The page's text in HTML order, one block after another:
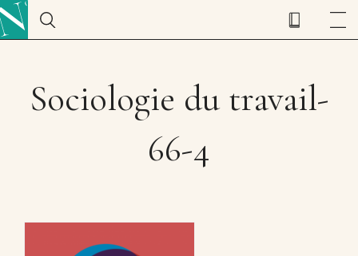
Sociologie du travail-
66-4